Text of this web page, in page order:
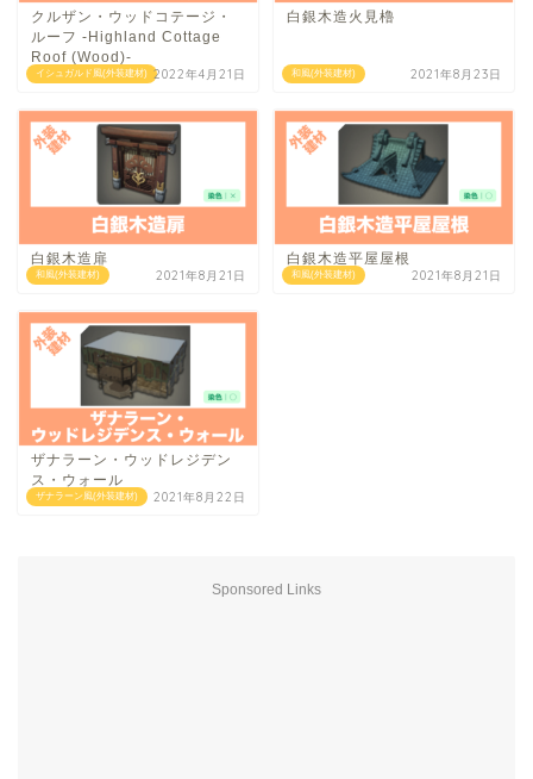
イシュガルド風(外装建材)
クルザン・ウッドコテージ・
ルーフ -Highland Cottage
Roof (Wood)-
2022年4月21日 和風(外装建材)
白銀木造火見櫓
2021年8月23日
和風(外装建材)
白銀木造扉
2021年8月21日 和風(外装建材)
白銀木造平屋屋根
2021年8月21日
ザナラーン風(外装建材)
ザナラーン・ウッドレジデン
ス・ウォール
2021年8月22日
Sponsored Links